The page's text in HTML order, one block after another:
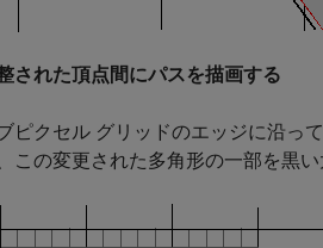
された頂点間にパスを描画する
ピクセル グリッドのエッジに沿っ
この変更された多角形の一部を黒い